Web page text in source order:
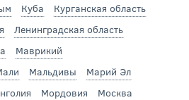
Куба
Курганская область
Ленинградская область
Маврикий
Мальдивы
Марий Эл
Мордовия
Москва